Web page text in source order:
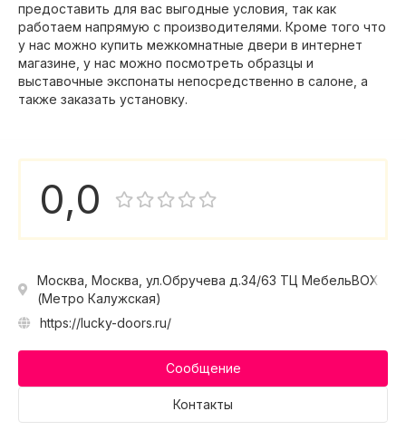
предоставить для вас выгодные условия, так как
работаем напрямую с производителями. Кроме того что
у нас можно купить межкомнатные двери в интернет
магазине, у нас можно посмотреть образцы и
выставочные экспонаты непосредственно в салоне, а
также заказать установку.
0,0
Москва, Москва, ул.Обручева д.34/63 ТЦ МебельBOX
(Метро Калужская)
https://lucky-doors.ru/
Сообщение
Контакты